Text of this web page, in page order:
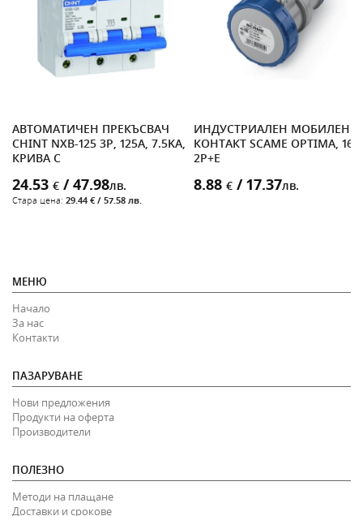
АВТОМАТИЧЕН ПРЕКЪСВАЧ
CHINT NXB-125 3P, 125A, 7.5KA,
КРИВА C
24.53 € / 47.98лв.
Стара цена: 29.44 € / 57.58 лв.
ИНДУСТРИАЛЕН МОБИЛЕН
КОНТАКТ SCAME OPTIMA, 16A,
2P+E
8.88 € / 17.37лв.
МЕНЮ
Начало
За нас
Контакти
ПАЗАРУВАНЕ
Нови предложения
Продукти на оферта
Производители
ПОЛЕЗНО
Методи на плащане
Доставки и срокове